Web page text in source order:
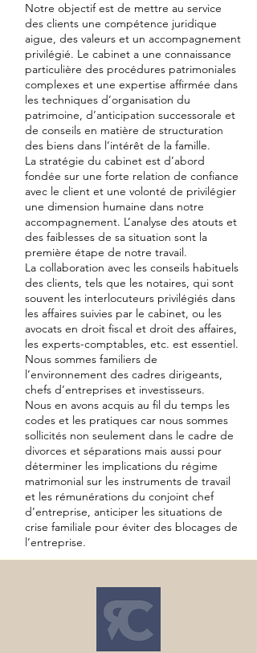
Notre objectif est de mettre au service
des clients une compétence juridique
aigue, des valeurs et un accompagnement
privilégié. Le cabinet a une connaissance
particulière des procédures patrimoniales
complexes et une expertise affirmée dans
les techniques d’organisation du
patrimoine, d’anticipation successorale et
de conseils en matière de structuration
des biens dans l’intérêt de la famille.
La stratégie du cabinet est d’abord
fondée sur une forte relation de confiance
avec le client et une volonté de privilégier
une dimension humaine dans notre
accompagnement. L’analyse des atouts et
des faiblesses de sa situation sont la
première étape de notre travail.
La collaboration avec les conseils habituels
des clients, tels que les notaires, qui sont
souvent les interlocuteurs privilégiés dans
les affaires suivies par le cabinet, ou les
avocats en droit fiscal et droit des affaires,
les experts-comptables, etc. est essentiel.
Nous sommes familiers de
l’environnement des cadres dirigeants,
chefs d’entreprises et investisseurs.
Nous en avons acquis au fil du temps les
codes et les pratiques car nous sommes
sollicités non seulement dans le cadre de
divorces et séparations mais aussi pour
déterminer les implications du régime
matrimonial sur les instruments de travail
et les rémunérations du conjoint chef
d’entreprise, anticiper les situations de
crise familiale pour éviter des blocages de
l’entreprise.